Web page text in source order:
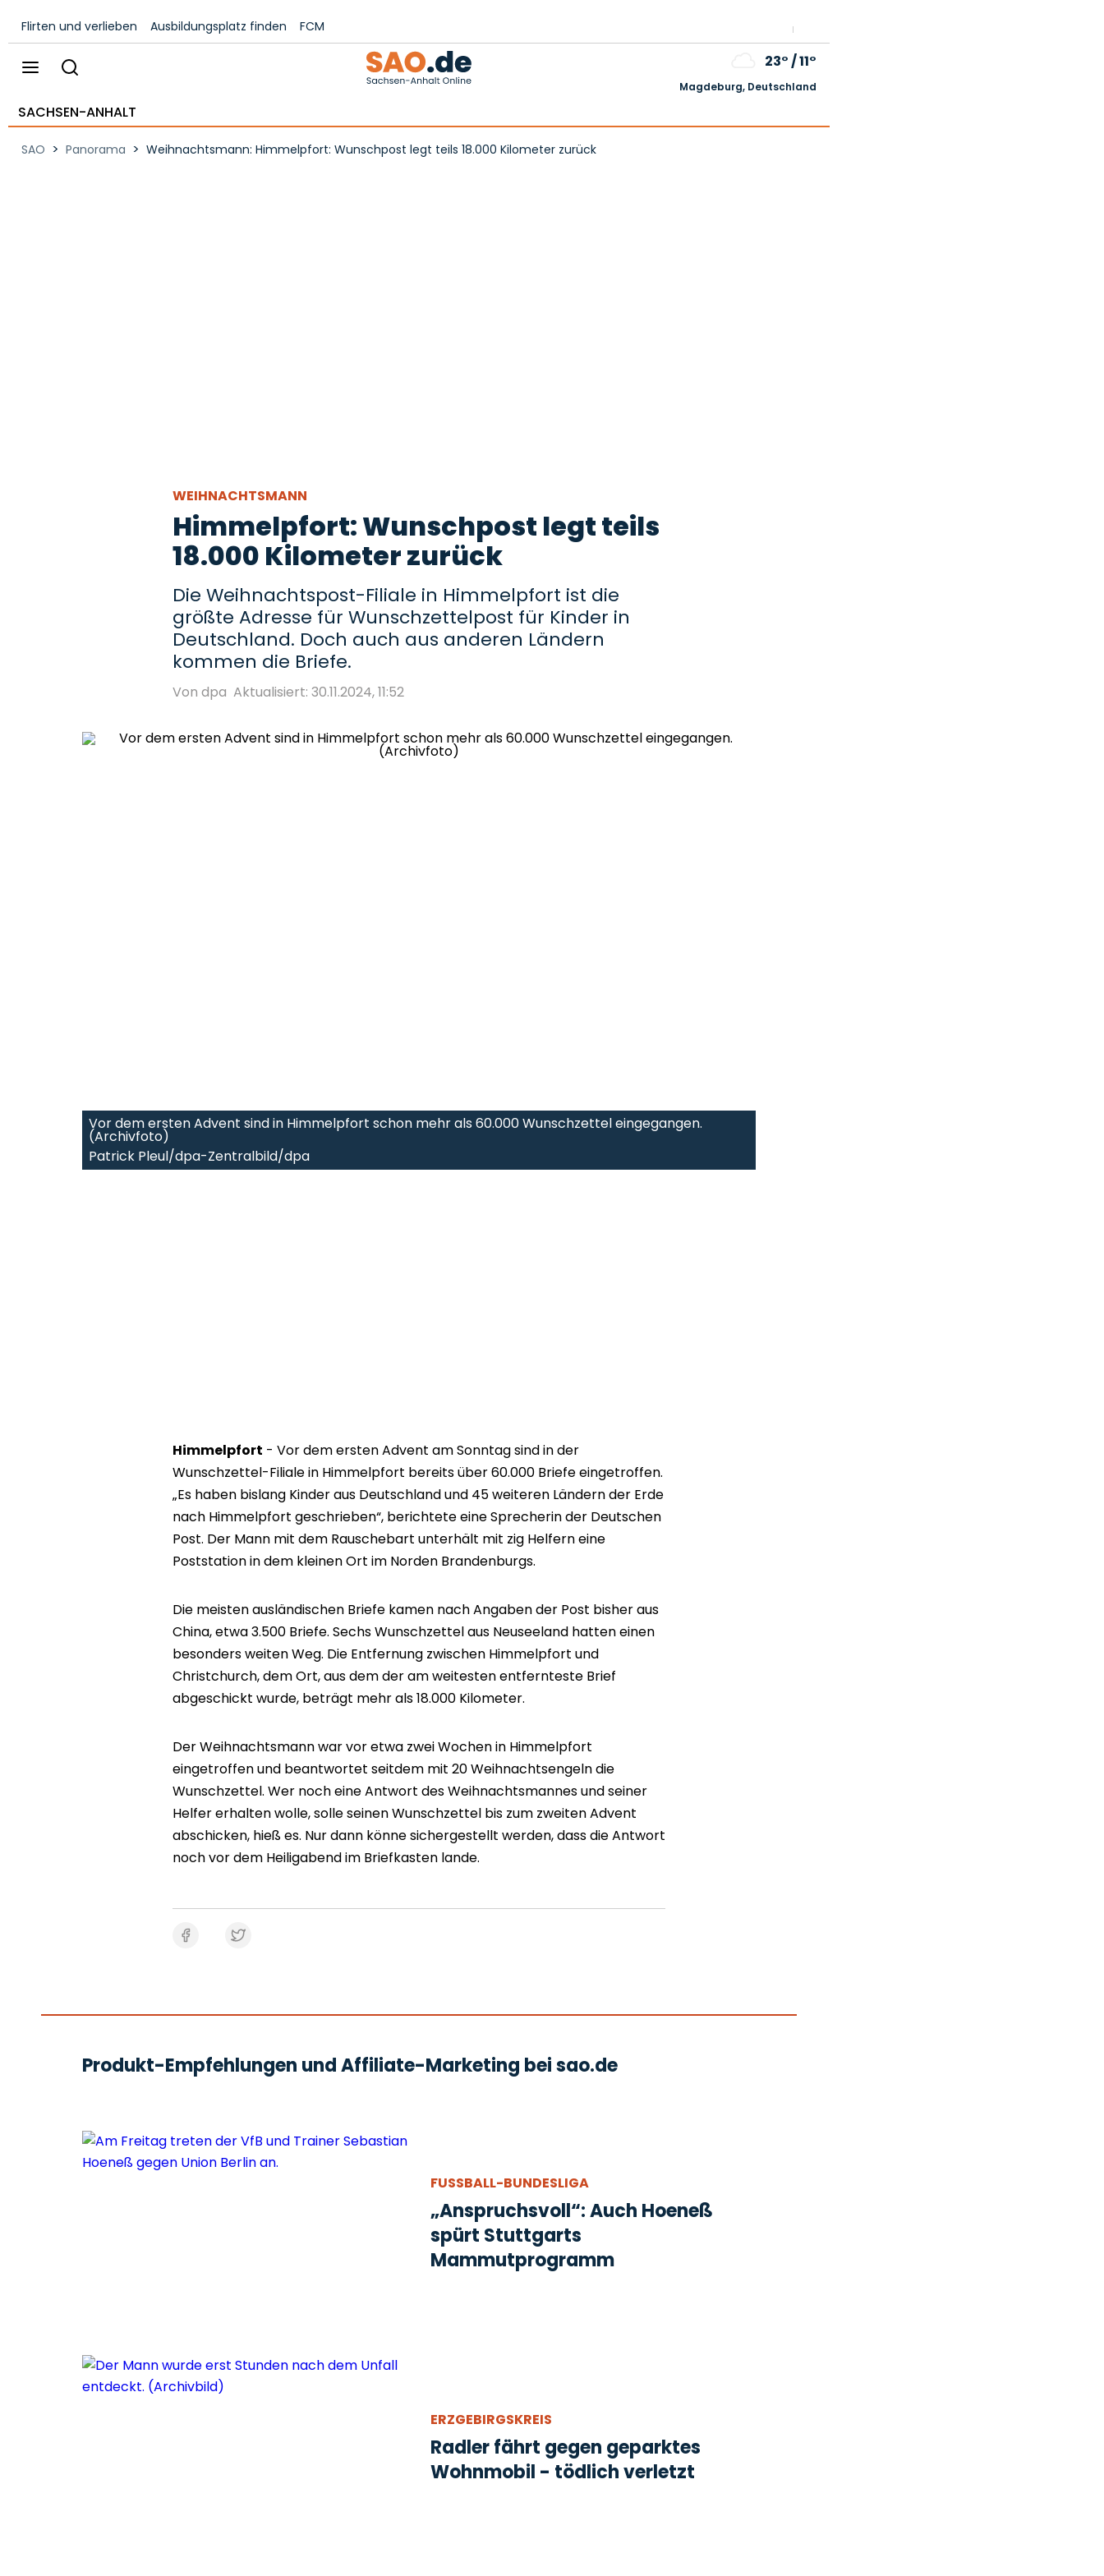
Flirten und verlieben Ausbildungsplatz finden FCM
23°/11°
Magdeburg, Deutschland
SACHSEN-ANHALT
SAO > Panorama > Weihnachtsmann: Himmelpfort: Wunschpost legt teils 18.000 Kilometer zurück
WEIHNACHTSMANN
Himmelpfort: Wunschpost legt teils
18.000 Kilometer zurück
Die Weihnachtspost-Filiale in Himmelpfort ist die
größte Adresse für Wunschzettelpost für Kinder in
Deutschland. Doch auch aus anderen Ländern
kommen die Briefe.
Von dpa Aktualisiert: 30.11.2024, 11:52
Vor dem ersten Advent sind in Himmelpfort schon mehr als 60.000 Wunschzettel eingegangen.
(Archivfoto)
Patrick Pleul/dpa-Zentralbild/dpa
Himmelpfort - Vor dem ersten Advent am Sonntag sind in der
Wunschzettel-Filiale in Himmelpfort bereits über 60.000 Briefe eingetroffen.
„Es haben bislang Kinder aus Deutschland und 45 weiteren Ländern der Erde
nach Himmelpfort geschrieben“, berichtete eine Sprecherin der Deutschen
Post. Der Mann mit dem Rauschebart unterhält mit zig Helfern eine
Poststation in dem kleinen Ort im Norden Brandenburgs.
Die meisten ausländischen Briefe kamen nach Angaben der Post bisher aus
China, etwa 3.500 Briefe. Sechs Wunschzettel aus Neuseeland hatten einen
besonders weiten Weg. Die Entfernung zwischen Himmelpfort und
Christchurch, dem Ort, aus dem der am weitesten entfernteste Brief
abgeschickt wurde, beträgt mehr als 18.000 Kilometer.
Der Weihnachtsmann war vor etwa zwei Wochen in Himmelpfort
eingetroffen und beantwortet seitdem mit 20 Weihnachtsengeln die
Wunschzettel. Wer noch eine Antwort des Weihnachtsmannes und seiner
Helfer erhalten wolle, solle seinen Wunschzettel bis zum zweiten Advent
abschicken, hieß es. Nur dann könne sichergestellt werden, dass die Antwort
noch vor dem Heiligabend im Briefkasten lande.
Produkt-Empfehlungen und Affiliate-Marketing bei sao.de
FUSSBALL-BUNDESLIGA
„Anspruchsvoll“: Auch Hoeneß
spürt Stuttgarts
Mammutprogramm
ERZGEBIRGSKREIS
Radler fährt gegen geparktes
Wohnmobil - tödlich verletzt